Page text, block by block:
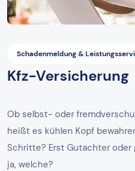
Schadenmeldung &
Kfz-Versicherung
Ob selbst- oder
heißt es kühlen Kopf
Schritte? Erst Gutachter
ja, welche?